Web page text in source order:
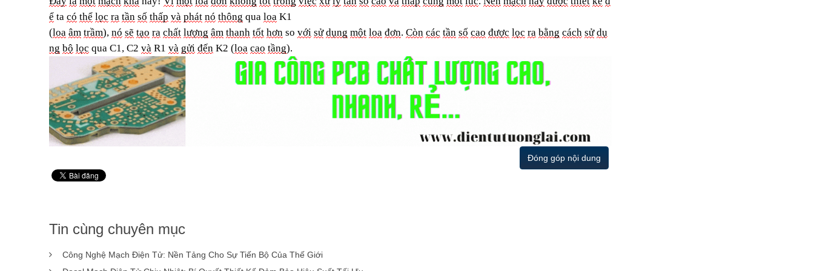
ể ta có thể lọc ra tần số thấp và phát nó thông qua loa K1
(loa âm trầm), nó sẽ tạo ra chất lượng âm thanh tốt hơn so với sử dụng một loa đơn. Còn các tần số cao được lọc ra bằng cách sử dụ
ng bộ lọc qua C1, C2 và R1 và gửi đến K2 (loa cao tầng).
Đóng góp nội dung
Tin cùng chuyên mục
Công Nghệ Mạch Điện Tử: Nền Tảng Cho Sự Tiến Bộ Của Thế Giới